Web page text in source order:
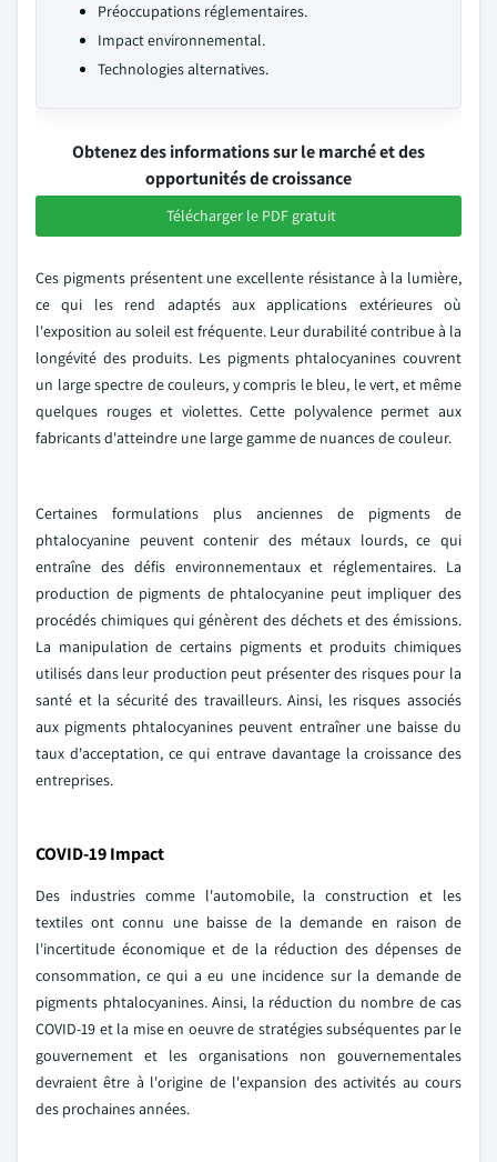
Préoccupations réglementaires.
Impact environnemental.
Technologies alternatives.
Obtenez des informations sur le marché et des
opportunités de croissance
Télécharger le PDF gratuit
Ces pigments présentent une excellente résistance à la lumière,
ce qui les rend adaptés aux applications extérieures où
l'exposition au soleil est fréquente. Leur durabilité contribue à la
longévité des produits. Les pigments phtalocyanines couvrent
un large spectre de couleurs, y compris le bleu, le vert, et même
quelques rouges et violettes. Cette polyvalence permet aux
fabricants d'atteindre une large gamme de nuances de couleur.
Certaines formulations plus anciennes de pigments de
phtalocyanine peuvent contenir des métaux lourds, ce qui
entraîne des défis environnementaux et réglementaires. La
production de pigments de phtalocyanine peut impliquer des
procédés chimiques qui génèrent des déchets et des émissions.
La manipulation de certains pigments et produits chimiques
utilisés dans leur production peut présenter des risques pour la
santé et la sécurité des travailleurs. Ainsi, les risques associés
aux pigments phtalocyanines peuvent entraîner une baisse du
taux d'acceptation, ce qui entrave davantage la croissance des
entreprises.
COVID-19 Impact
Des industries comme l'automobile, la construction et les
textiles ont connu une baisse de la demande en raison de
l'incertitude économique et de la réduction des dépenses de
consommation, ce qui a eu une incidence sur la demande de
pigments phtalocyanines. Ainsi, la réduction du nombre de cas
COVID-19 et la mise en oeuvre de stratégies subséquentes par le
gouvernement et les organisations non gouvernementales
devraient être à l'origine de l'expansion des activités au cours
des prochaines années.